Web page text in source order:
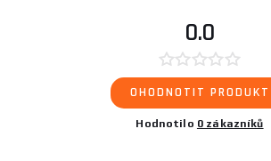
0.0
OHODNOTIT PRODUKT
Hodnotilo 0 zákazníků